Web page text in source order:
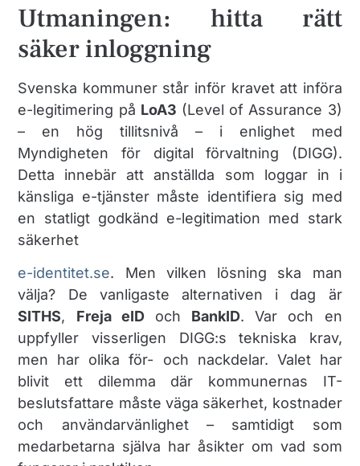
Utmaningen: hitta rätt
säker inloggning
Svenska kommuner står inför kravet att införa
e-legitimering på LoA3 (Level of Assurance 3)
– en hög tillitsnivå – i enlighet med
Myndigheten för digital förvaltning (DIGG).
Detta innebär att anställda som loggar in i
känsliga e-tjänster måste identifiera sig med
en statligt godkänd e-legitimation med stark
säkerhet​
e-identitet.se. Men vilken lösning ska man
välja? De vanligaste alternativen i dag är
SITHS, Freja eIDoch BankID. Var och en
uppfyller visserligen DIGG:s tekniska krav,
men har olika för- och nackdelar. Valet har
blivit ett dilemma där kommunernas IT-
beslutsfattare måste väga säkerhet, kostnader
och användarvänlighet – samtidigt som
medarbetarna själva har åsikter om vad som